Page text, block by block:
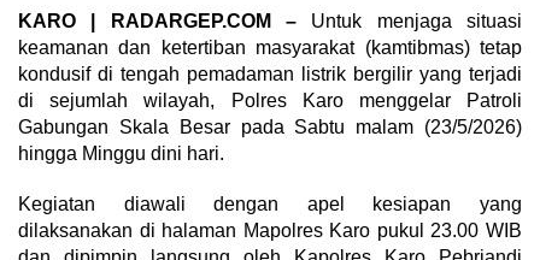
KARO | RADARGEP.COM – Untuk menjaga situasi
keamanan dan ketertiban masyarakat (kamtibmas) tetap
kondusif di tengah pemadaman listrik bergilir yang terjadi
di sejumlah wilayah, Polres Karo menggelar Patroli
Gabungan Skala Besar pada Sabtu malam (23/5/2026)
hingga Minggu dini hari.
Kegiatan diawali dengan apel kesiapan yang
dilaksanakan di halaman Mapolres Karo pukul 23.00 WIB